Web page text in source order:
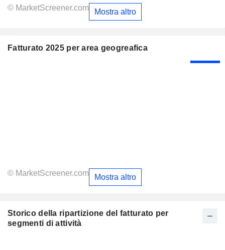
© MarketScreener.com Mostra altro
Fatturato 2025 per area geogreafica
© MarketScreener.com Mostra altro
Storico della ripartizione del fatturato per
segmenti di attività